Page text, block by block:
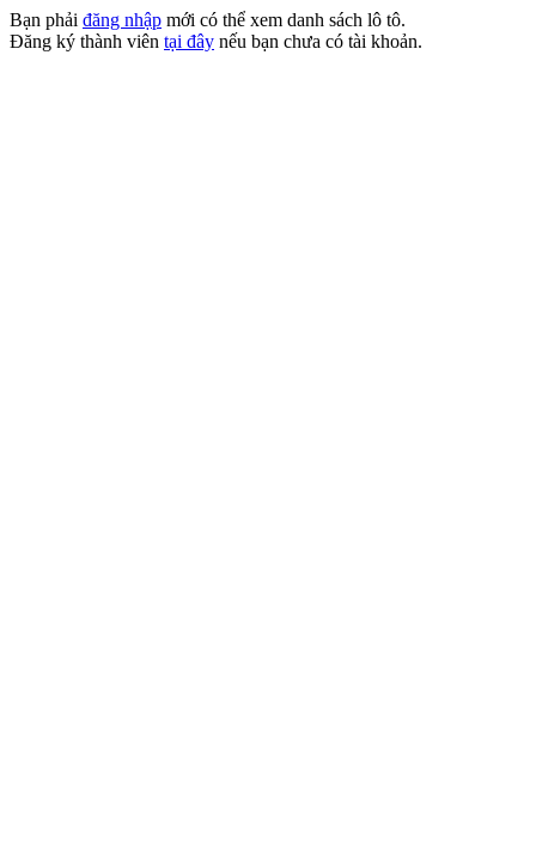
Bạn phải đăng nhập mới có thể xem danh sách lô tô.
Đăng ký thành viên tại đây nếu bạn chưa có tài khoản.